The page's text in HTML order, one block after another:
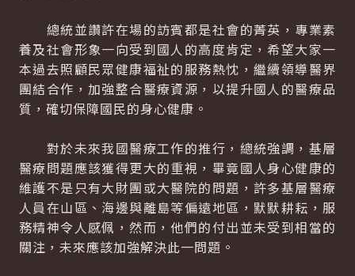
總統並讚許在場的訪賓都是社會的菁英，專業素
養及社會形象一向受到國人的高度肯定，希望大家一
本過去照顧民眾健康福祉的服務熱忱，繼續領導醫界
團結合作，加強整合醫療資源，以提升國人的醫療品
質，確切保障國民的身心健康。
對於未來我國醫療工作的推行，總統強調，基層
醫療問題應該獲得更大的重視，畢竟國人身心健康的
維護不是只有大財團或大醫院的問題，許多基層醫療
人員在山區、海邊與離島等偏遠地區，默默耕耘，服
務精神令人感佩，然而，他們的付出並未受到相當的
關注，未來應該加強解決此一問題。